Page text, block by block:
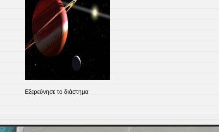
Εξερεύνησε το διάστημα